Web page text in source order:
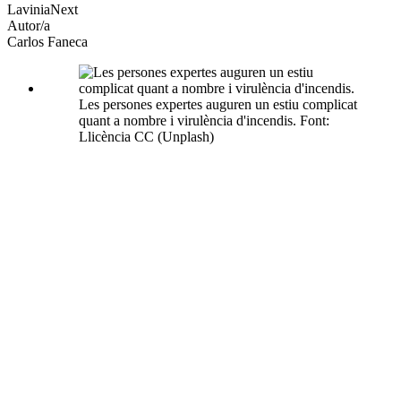
socials
LaviniaNext
Autor/a
Carlos Faneca
Les persones expertes auguren un estiu complicat
quant a nombre i virulència d'incendis. Font:
Llicència CC (Unplash)